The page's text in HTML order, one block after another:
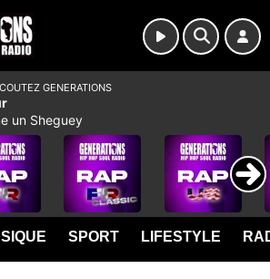
SPORT LIFESTYLE
GENERATIONS
un Sheguey